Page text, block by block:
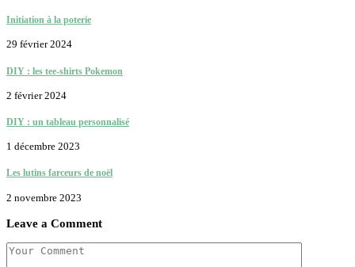
Initiation à la poterie
29 février 2024
DIY : les tee-shirts Pokemon
2 février 2024
DIY : un tableau personnalisé
1 décembre 2023
Les lutins farceurs de noël
2 novembre 2023
Leave a Comment